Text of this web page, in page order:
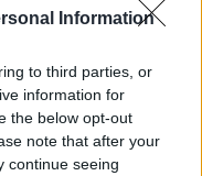
Information
to third parties, or
information for
the below opt-out
note that after your
continue seeing